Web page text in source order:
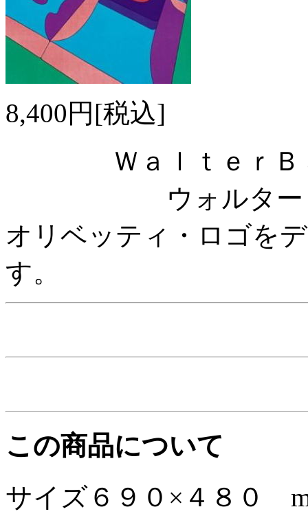
8,400円[税込]
ＷａｌｔｅｒＢａ
ウォルター・
オリベッティ・ロゴを
この商品について
サイズ６９０×４８０